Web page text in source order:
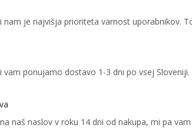
nam je najvišja prioriteta varnost uporabnikov.
vam ponujamo dostavo 1-3 dni po vsej
naš naslov v roku 14 dni od nakupa, mi pa